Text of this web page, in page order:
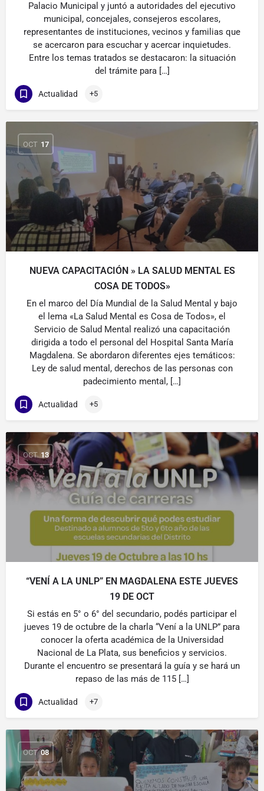
Palacio Municipal y juntó a autoridades del ejecutivo
municipal, concejales, consejeros escolares,
representantes de instituciones, vecinos y familias que
se acercaron para escuchar y acercar inquietudes.
Entre los temas tratados se destacaron: la situación
del trámite para […]
Actualidad +5
OCT 17
NUEVA CAPACITACIÓN » LA SALUD MENTAL ES
COSA DE TODOS»
En el marco del Día Mundial de la Salud Mental y bajo
el lema «La Salud Mental es Cosa de Todos», el
Servicio de Salud Mental realizó una capacitación
dirigida a todo el personal del Hospital Santa María
Magdalena. Se abordaron diferentes ejes temáticos:
Ley de salud mental, derechos de las personas con
padecimiento mental, […]
Actualidad +5
OCT 13
“VENÍ A LA UNLP” EN MAGDALENA ESTE JUEVES
19 DE OCT
Si estás en 5° o 6° del secundario, podés participar el
jueves 19 de octubre de la charla “Vení a la UNLP” para
conocer la oferta académica de la Universidad
Nacional de La Plata, sus beneficios y servicios.
Durante el encuentro se presentará la guía y se hará un
repaso de las más de 115 […]
Actualidad +7
OCT 08